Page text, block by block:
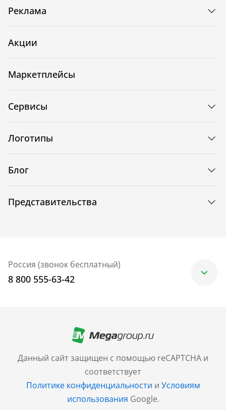
Данный сайт защищен с помощью reCAPTCHA и
соответствует
Политике конфиденциальности и Условиям
использования Google.
Реклама
Акции
Маркетплейсы
Сервисы
Логотипы
Блог
Представительства
Россия (звонок бесплатный)
8 800 555-63-42
+7 (499) 705-30-10
Санкт-Петербург
+7 (812) 600-77-33
Барнаул
+7 (961) 999-93-93